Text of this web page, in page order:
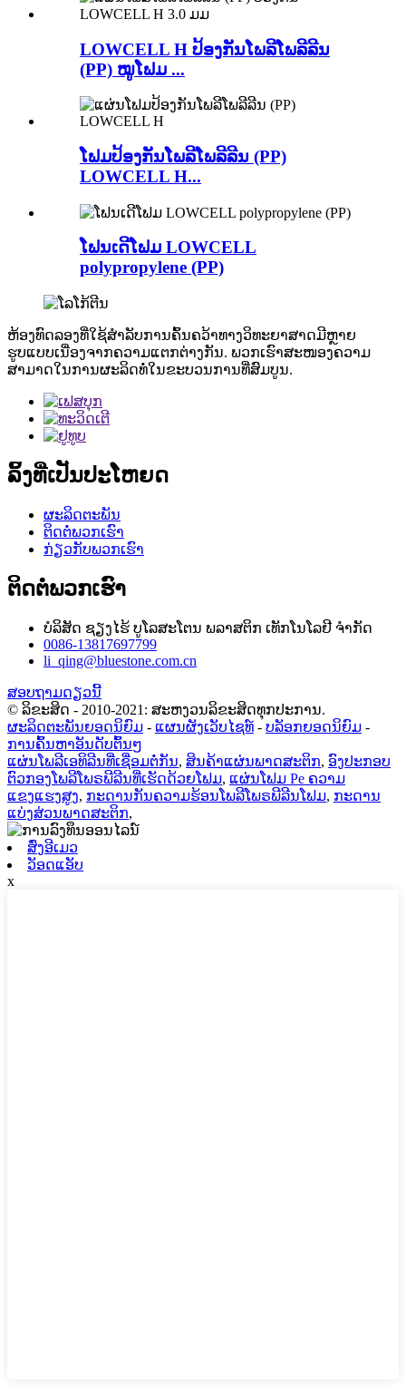
LOWCELL H ປ້ອງກັນໂພລີໂພລີລີນ
(PP) ໝູໂຟມ ...
ໂຟມປ້ອງກັນໂພລີໂພລີລີນ (PP)
LOWCELL H...
ໂຟນເດີໂຟມ LOWCELL
polypropylene (PP)
ຫ້ອງທົດລອງທີ່ໃຊ້ສຳລັບການຄົ້ນຄວ້າທາງວິທະຍາສາດມີຫຼາຍ
ຮູບແບບເນື່ອງຈາກຄວາມແຕກຕ່າງກັນ. ພວກເຮົາສະໜອງຄວາມ
ສາມາດໃນການຜະລິດທໍ່ໃນຂະບວນການທີ່ສົມບູນ.
ລິ້ງທີ່ເປັນປະໂຫຍດ
ຜະລິດຕະພັນ
ຕິດຕໍ່ພວກເຮົາ
ກ່ຽວກັບພວກເຮົາ
ຕິດຕໍ່ພວກເຮົາ
ບໍລິສັດ ຊຽງໄຮ້ ບູໂລສະໂຕນ ພລາສຕິກ ເທັກໂນໂລຢີ ຈຳກັດ
0086-13817697799
li_qing@bluestone.com.cn
ສອບຖາມດຽວນີ້
© ລິຂະສິດ - 2010-2021: ສະຫງວນລິຂະສິດທຸກປະການ.
ຜະລິດຕະພັນຍອດນິຍົມ - ແຜນຜັງເວັບໄຊທ໌ - ບລັອກຍອດນິຍົມ -
ການຄົ້ນຫາອັນດັບຕົ້ນໆ
ແຜ່ນໂພລີເອທິລີນທີ່ເຊື່ອມຕໍ່ກັນ, ສິນຄ້າແຜ່ນພາດສະຕິກ, ອົງປະກອບ
ຕົວກອງໂພລີໂພຣພີລີນທີ່ເຮັດດ້ວຍໂຟມ, ແຜ່ນໂຟມ Pe ຄວາມ
ແຂງແຮງສູງ, ກະດານກັນຄວາມຮ້ອນໂພລີໂພຣພີລີນໂຟມ, ກະດານ
ແບ່ງສ່ວນພາດສະຕິກ,
ສົ່ງອີເມວ
ວັອດແອັບ
x